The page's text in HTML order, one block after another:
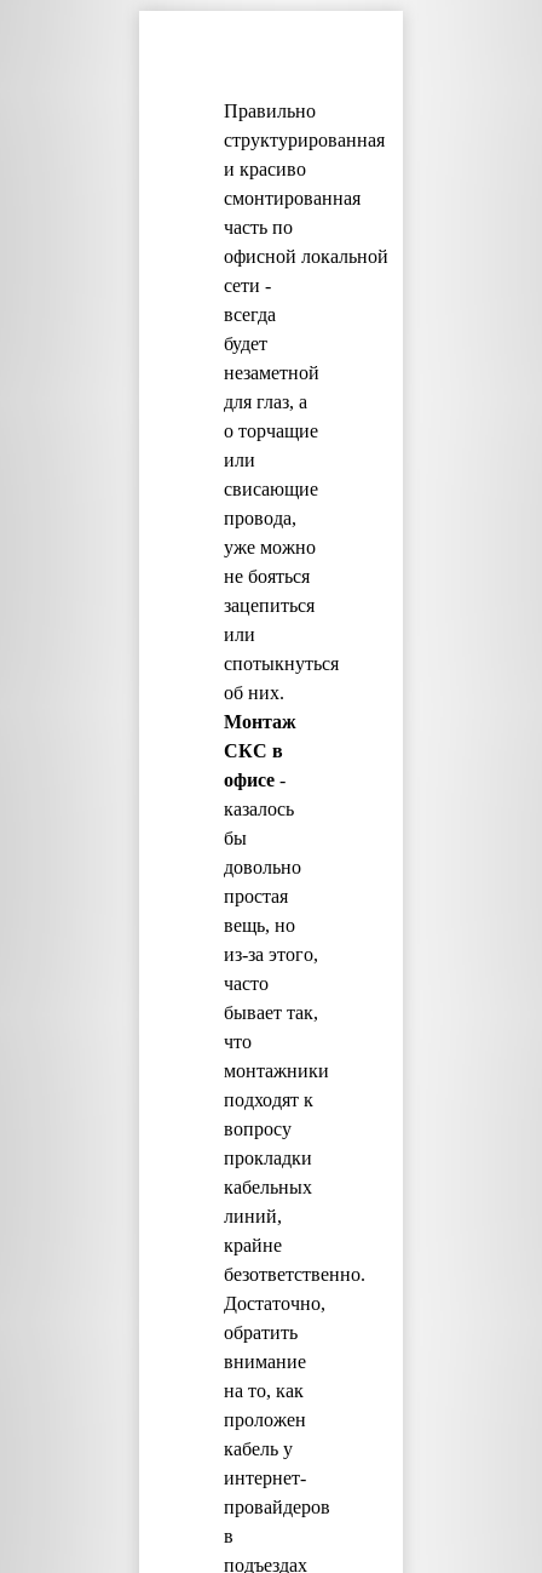
Правильно
структурированная
и красиво
смонтированная
часть по
офисной локальной
сети -
всегда
будет
незаметной
для глаз, а
о торчащие
или
свисающие
провода,
уже можно
не бояться
зацепиться
или
спотыкнуться
об них.
Монтаж
СКС в
офисе -
казалось
бы
довольно
простая
вещь, но
из-за этого,
часто
бывает так,
что
монтажники
подходят к
вопросу
прокладки
кабельных
линий,
крайне
безответственно.
Достаточно,
обратить
внимание
на то, как
проложен
кабель у
интернет-
провайдеров
в
подъездах